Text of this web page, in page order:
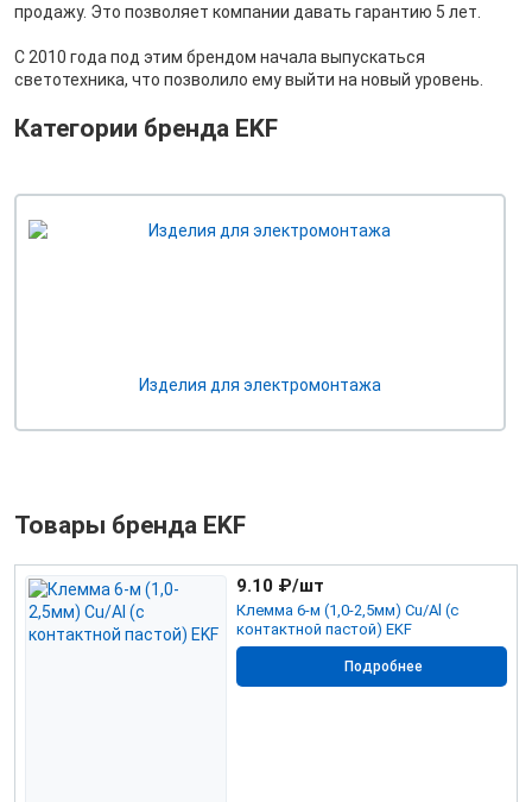
продажу. Это позволяет компании давать гарантию 5 лет.
С 2010 года под этим брендом начала выпускаться
светотехника, что позволило ему выйти на новый уровень.
Категории бренда EKF
Изделия для электромонтажа
Товары бренда EKF
Клемма 6-м (1,0-2,5мм) Cu/Al (с
контактной пастой) EKF
9.10 ₽/шт
Подробнее